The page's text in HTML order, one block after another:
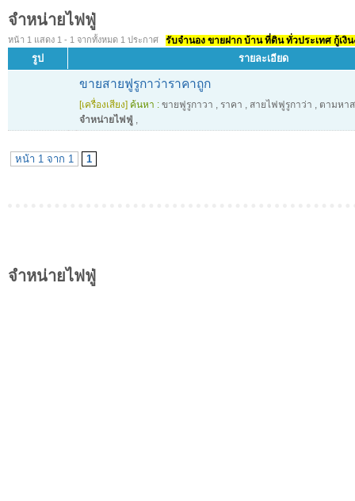
จำหน่ายไฟฟู่
หน้า 1 แสดง 1 - 1 จากทั้งหมด 1 ประกาศ รับจำนอง ขายฝาก บ้าน ที่ดิน ทั่วประเทศ กู้เงิ
รูป รายละเอียด
ขายสายฟูรูกาว่าราคาถูก
[เครื่องเสียง] ค้นหา : ขายฟูรูกาวา , ราคา , สายไฟฟูรูกาว่า , ตามหา
จำหน่ายไฟฟู่ ,
หน้า 1 จาก 1 1
จำหน่ายไฟฟู่